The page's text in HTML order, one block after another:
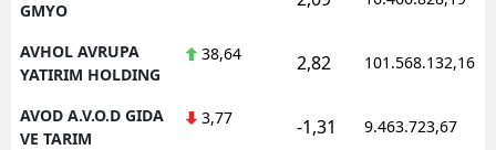
GMYO
AVHOL AVRUPA
YATIRIM HOLDING
38,64 2,82 101.568.132,16
AVOD A.V.O.D GIDA
VE TARIM
3,77 -1,31 9.463.723,67